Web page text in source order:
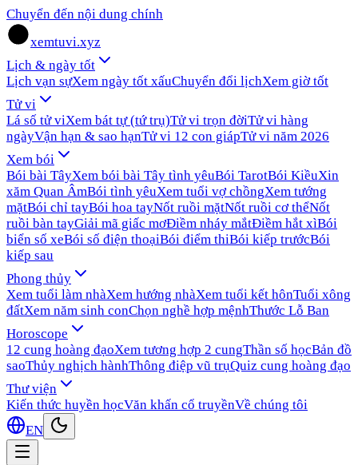
Chuyển đến nội dung chính
xemtuvi.xyz
Lịch & ngày tốt
Lịch vạn sựXem ngày tốt xấuChuyển đổi lịchXem giờ tốt
Tử vi
Lá số tử viXem bát tự (tứ trụ)Tử vi trọn đờiTử vi hàng
ngàyVận hạn & sao hạnTử vi 12 con giápTử vi năm 2026
Xem bói
Bói bài TâyXem bói bài Tây tình yêuBói TarotBói KiềuXin
xăm Quan ÂmBói tình yêuXem tuổi vợ chồngXem tướng
mặtBói chỉ tayBói hoa tayNốt ruồi mặtNốt ruồi cơ thểNốt
ruồi bàn tayGiải mã giấc mơĐiềm nháy mắtĐiềm hắt xìBói
biển số xeBói số điện thoạiBói điểm thiBói kiếp trướcBói
kiếp sau
Phong thủy
Xem tuổi làm nhàXem hướng nhàXem tuổi kết hônTuổi xông
đấtXem năm sinh conChọn nghề hợp mệnhThước Lỗ Ban
Horoscope
12 cung hoàng đạoXem tương hợp 2 cungThần số họcBản đồ
saoThủy nghịch hànhThông điệp vũ trụQuiz cung hoàng đạo
Thư viện
Kiến thức huyền họcVăn khấn cổ truyềnVề chúng tôi
EN